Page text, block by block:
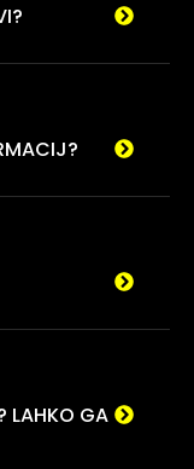
LAHKO GA